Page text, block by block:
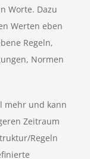
Worte. Dazu
Werten eben
Regeln,
Normen
mehr und kann
Zeitraum
Regeln